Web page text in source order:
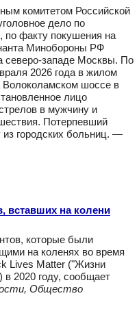
комитетом Российской
дело по
по факту покушения на
Минобороны РФ
северо-западе Москвы. По
2026 года в жилом
шоссе в
лицо
в мужчину и
Потерпевший
из городских больниц. —
вставших на колени
которые были
на коленях во время
Lives Matter ("Жизни
2020 году, сообщает
Общество